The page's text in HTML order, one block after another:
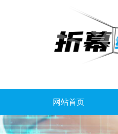
网站首页